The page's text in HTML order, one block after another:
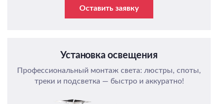
Оставить заявку
Установка освещения
Профессиональный монтаж света: люстры, споты,
треки и подсветка — быстро и аккуратно!